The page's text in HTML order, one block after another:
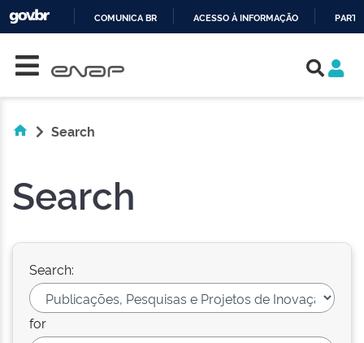
COMUNICA BR ACESSO À INFORMAÇÃO
Search
Search
Search:
for